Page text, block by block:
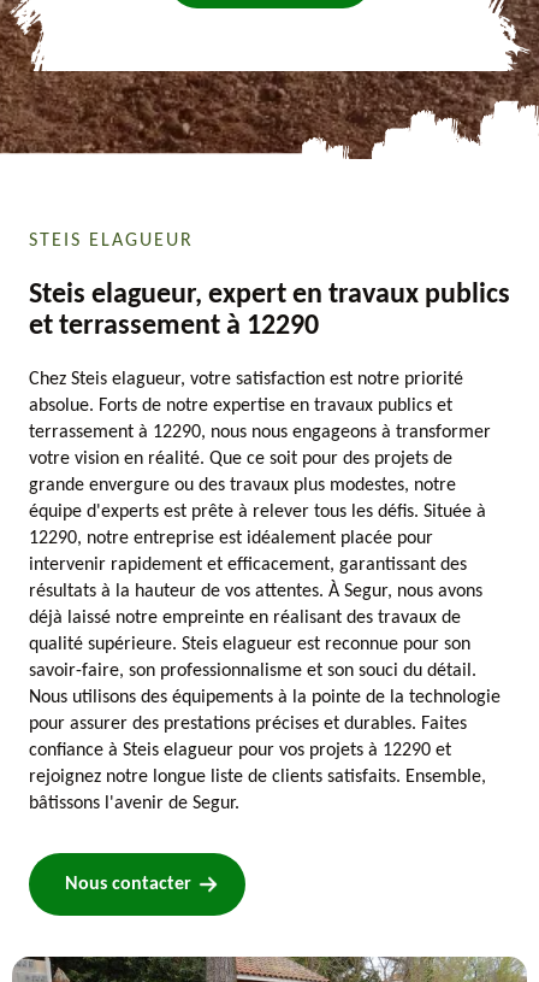
STEIS ELAGUEUR
Steis elagueur, expert en travaux publics
et terrassement à 12290
Chez Steis elagueur, votre satisfaction est notre priorité
absolue. Forts de notre expertise en travaux publics et
terrassement à 12290, nous nous engageons à transformer
votre vision en réalité. Que ce soit pour des projets de
grande envergure ou des travaux plus modestes, notre
équipe d'experts est prête à relever tous les défis. Située à
12290, notre entreprise est idéalement placée pour
intervenir rapidement et efficacement, garantissant des
résultats à la hauteur de vos attentes. À Segur, nous avons
déjà laissé notre empreinte en réalisant des travaux de
qualité supérieure. Steis elagueur est reconnue pour son
savoir-faire, son professionnalisme et son souci du détail.
Nous utilisons des équipements à la pointe de la technologie
pour assurer des prestations précises et durables. Faites
confiance à Steis elagueur pour vos projets à 12290 et
rejoignez notre longue liste de clients satisfaits. Ensemble,
bâtissons l'avenir de Segur.
Nous contacter